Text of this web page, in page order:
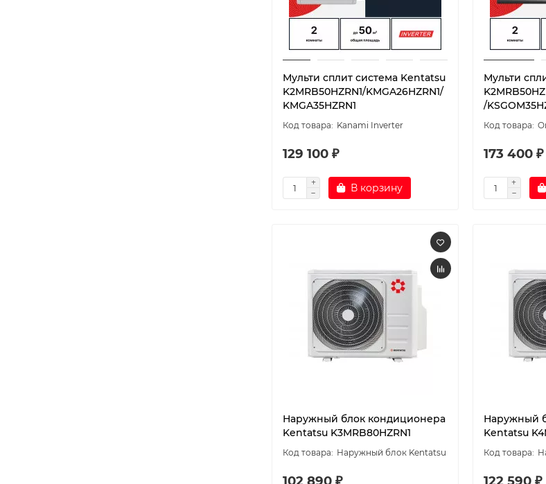
Мульти сплит система Kentatsu
K2MRB50HZRN1/KMGA26HZRN1/
KMGA35HZRN1
Kanami Inverter
129 100 ₽
В корзину
Мульти
/
173 400 ₽
Наружный блок кондиционера
Kentatsu K3MRB80HZRN1
Наружный блок Kentatsu
Наружный
Kentatsu